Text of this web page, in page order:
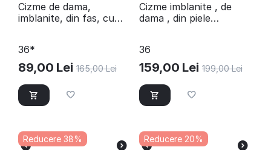
Cizme de dama,
imblanite, din fas, cu
CZM21-BLACK
36*
89,00 Lei 165,00 Lei
​Cizme imblanite , de
dama , din piele
36
159,00 Lei 199,00 Lei
Reducere 38% Reducere 20%